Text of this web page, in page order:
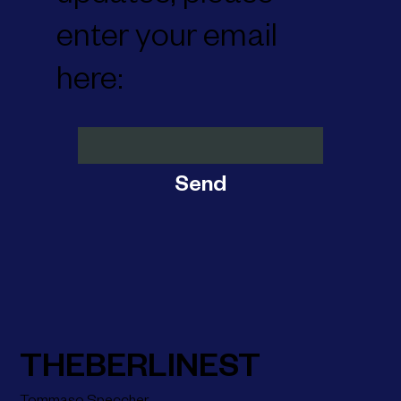
Send
enter your email
here:
THEBERLINEST